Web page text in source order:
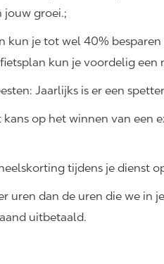
jouw groei.;
kun je tot wel 40%
kun je voordelig een
Jaarlijks is er een
kans op het winnen van een
tijdens je dienst
uren dan de uren die we in
uitbetaald.